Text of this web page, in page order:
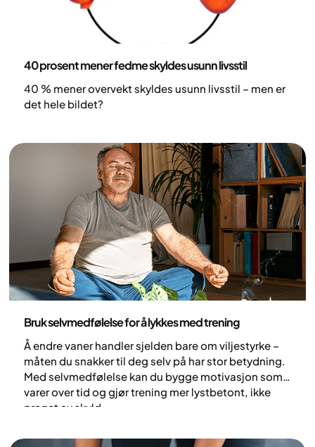
40 prosent mener fedme skyldes usunn livsstil
40 % mener overvekt skyldes usunn livsstil – men er
det hele bildet?
Bruk selvmedfølelse for å lykkes med trening
Å endre vaner handler sjelden bare om viljestyrke –
måten du snakker til deg selv på har stor betydning.
Med selvmedfølelse kan du bygge motivasjon som
varer over tid og gjør trening mer lystbetont, ikke
preget av skyld.‍